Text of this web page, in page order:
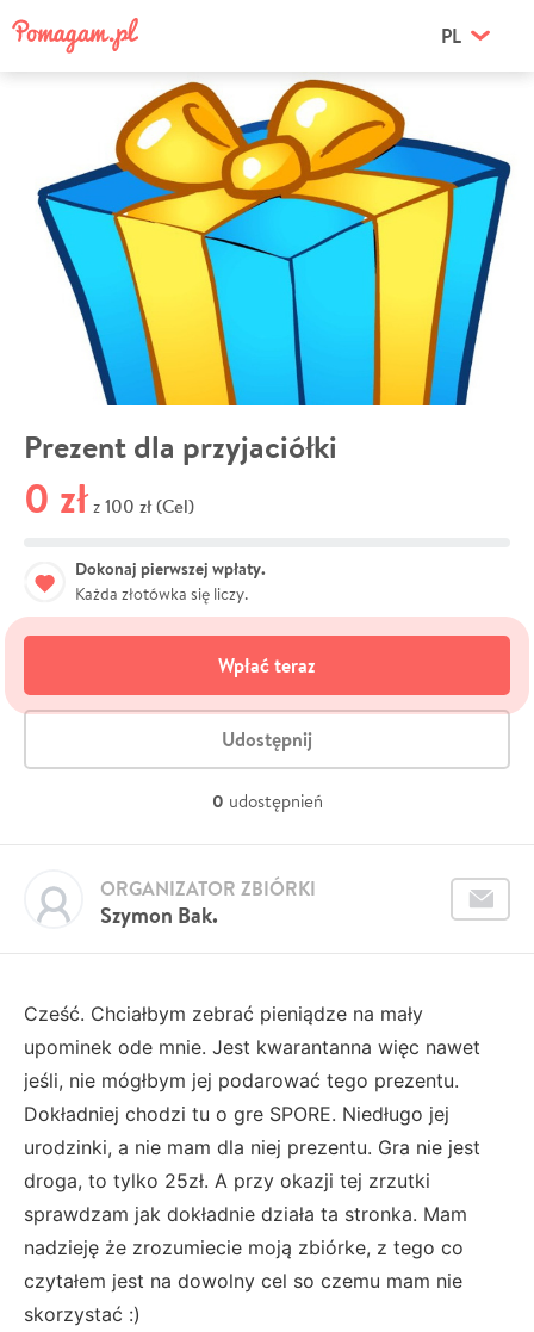
PL
Prezent dla przyjaciółki
0 zł z 100 zł (Cel)
Dokonaj pierwszej wpłaty.
Każda złotówka się liczy.
Wpłać teraz
Udostępnij
0 udostępnień
Szymon Bak.
ORGANIZATOR ZBIÓRKI
Cześć. Chciałbym zebrać pieniądze na mały
upominek ode mnie. Jest kwarantanna więc nawet
jeśli, nie mógłbym jej podarować tego prezentu.
Dokładniej chodzi tu o gre SPORE. Niedługo jej
urodzinki, a nie mam dla niej prezentu. Gra nie jest
droga, to tylko 25zł. A przy okazji tej zrzutki
sprawdzam jak dokładnie działa ta stronka. Mam
nadzieję że zrozumiecie moją zbiórke, z tego co
czytałem jest na dowolny cel so czemu mam nie
skorzystać :)